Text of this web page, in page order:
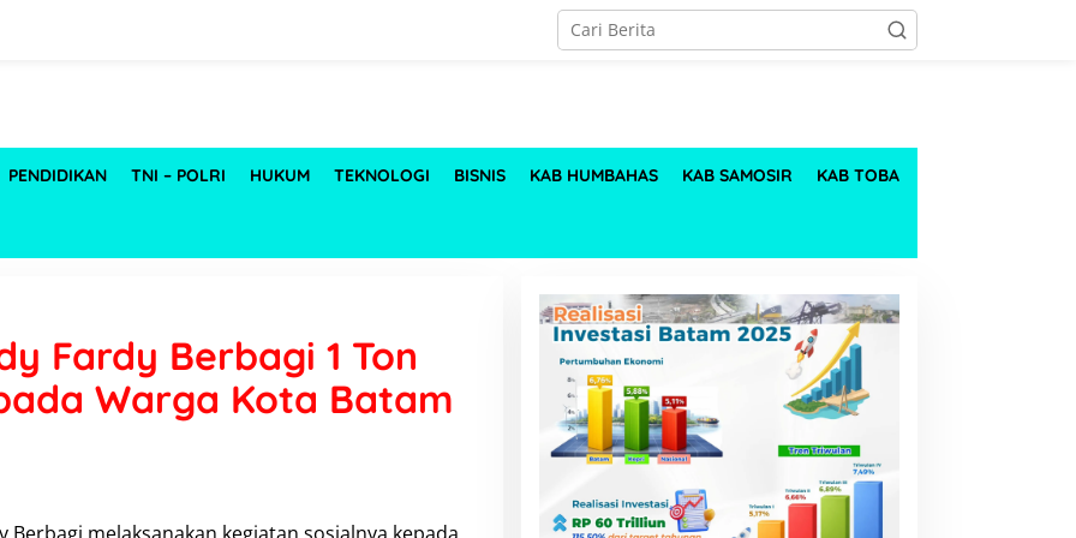
PENDIDIKAN TNI – POLRI HUKUM TEKNOLOGI BISNIS KAB HUMBAHAS KAB SAMOSIR KAB TOBA
Fardy Berbagi 1 Ton
Warga Kota Batam